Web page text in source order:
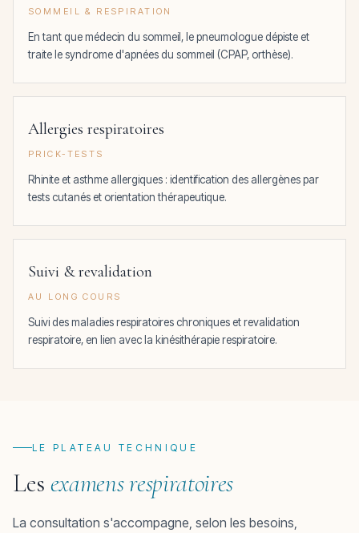
SOMMEIL & RESPIRATION
En tant que médecin du sommeil, le pneumologue dépiste et
traite le syndrome d'apnées du sommeil (CPAP, orthèse).
Allergies respiratoires
PRICK-TESTS
Rhinite et asthme allergiques : identification des allergènes par
tests cutanés et orientation thérapeutique.
Suivi & revalidation
AU LONG COURS
Suivi des maladies respiratoires chroniques et revalidation
respiratoire, en lien avec la kinésithérapie respiratoire.
LE PLATEAU TECHNIQUE
Les examens respiratoires
La consultation s'accompagne, selon les besoins,